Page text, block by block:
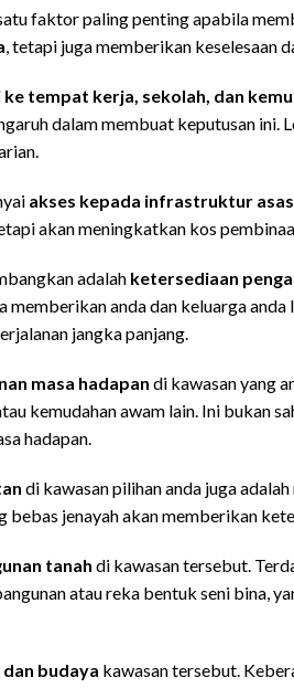
faktor paling penting apabila
, tetapi juga memberikan keselesaan
tempat kerja, sekolah, dan
dalam membuat keputusan ini.
akses kepada infrastruktur asas
akan meningkatkan kos
adalah ketersediaan
memberikan anda dan keluarga
jangka panjang.
masa hadapan di kawasan yang
kemudahan awam lain. Ini bukan
hadapan.
di kawasan pilihan anda juga
bebas jenayah akan memberikan
tanah di kawasan tersebut.
atau reka bentuk seni bina,
budaya kawasan tersebut.